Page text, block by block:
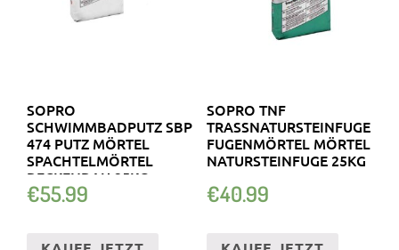
SOPRO
SCHWIMMBADPUTZ SBP
474 PUTZ MÖRTEL
SPACHTELMÖRTEL
BECKENBAU 25KG
€55.99
SOPRO TNF
TRASSNATURSTEINFUGE
FUGENMÖRTEL MÖRTEL
NATURSTEINFUGE 25KG
€40.99